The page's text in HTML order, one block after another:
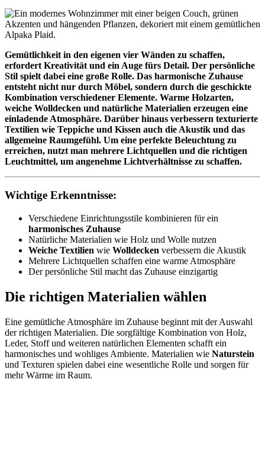
Gemütlichkeit in den eigenen vier Wänden zu schaffen,
erfordert Kreativität und ein Auge fürs Detail. Der persönliche
Stil spielt dabei eine große Rolle. Das harmonische Zuhause
entsteht nicht nur durch Möbel, sondern durch die geschickte
Kombination verschiedener Elemente. Warme Holzarten,
weiche Wolldecken und natürliche Materialien erzeugen eine
einladende Atmosphäre. Darüber hinaus verbessern texturierte
Textilien wie Teppiche und Kissen auch die Akustik und das
allgemeine Raumgefühl. Um eine perfekte Beleuchtung zu
erreichen, nutzt man mehrere Lichtquellen und die richtigen
Leuchtmittel, um angenehme Lichtverhältnisse zu schaffen.
Wichtige Erkenntnisse:
Verschiedene Einrichtungsstile kombinieren für ein
harmonisches Zuhause
Natürliche Materialien wie Holz und Wolle nutzen
Weiche Textilien wie Wolldecken verbessern die Akustik
Mehrere Lichtquellen schaffen eine warme Atmosphäre
Der persönliche Stil macht das Zuhause einzigartig
Die richtigen Materialien wählen
Eine gemütliche Atmosphäre im Zuhause beginnt mit der Auswahl
der richtigen Materialien. Die sorgfältige Kombination von Holz,
Leder, Stoff und weiteren natürlichen Elementen schafft ein
harmonisches und wohliges Ambiente. Materialien wie Naturstein
und Texturen spielen dabei eine wesentliche Rolle und sorgen für
mehr Wärme im Raum.